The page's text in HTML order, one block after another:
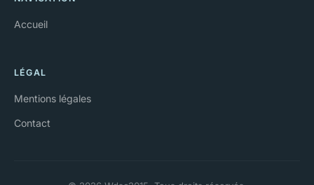
Accueil
LÉGAL
Mentions légales
Contact